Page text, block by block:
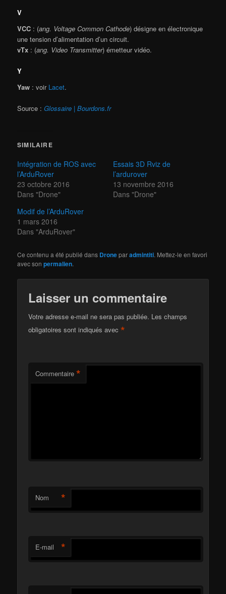
V
VCC : (ang. Voltage Common Cathode) désigne en électronique
une tension d’alimentation d’un circuit.
vTx : (ang. Video Transmitter) émetteur vidéo.
Y
Yaw : voir Lacet.
Source :Glossaire | Bourdons.fr
SIMILAIRE
Intégration de ROS avec
l’ArduRover
23 octobre 2016
Dans "Drone"
Essais 3D Rviz de
l’ardurover
13 novembre 2016
Dans "Drone"
Modif de l’ArduRover
1 mars 2016
Dans "ArduRover"
Ce contenu a été publié dans Droneparadmintiti. Mettez-le en favori
avec sonpermalien.
Laisser un commentaire
Votre adresse e-mail ne sera pas publiée. Les champs
obligatoires sont indiqués avec*
Commentaire *
Nom *
E-mail *